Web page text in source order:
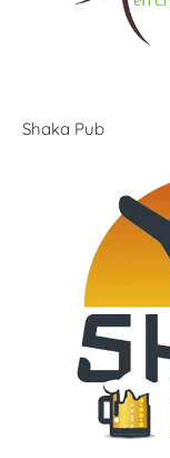
Shaka Pub